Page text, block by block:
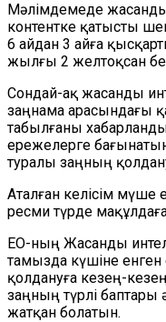
Мәлімдемеде
контентке қатысты
6 айдан 3 айға
жылғы 2 желтоқсан
Сондай-ақ жасанды
заңнама арасындағы
табылғаны
ережелерге
туралы заңның
Аталған келісім мүше
ресми түрде
ЕО-ның Жасанды
тамызда күшіне енген
қолдануға кезең-
заңның түрлі баптары
жатқан болатын.